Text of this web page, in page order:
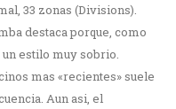
33 zonas (Divisions).
destaca porque, como
estilo muy sobrio.
mas «recientes» suele
Aun asi, el